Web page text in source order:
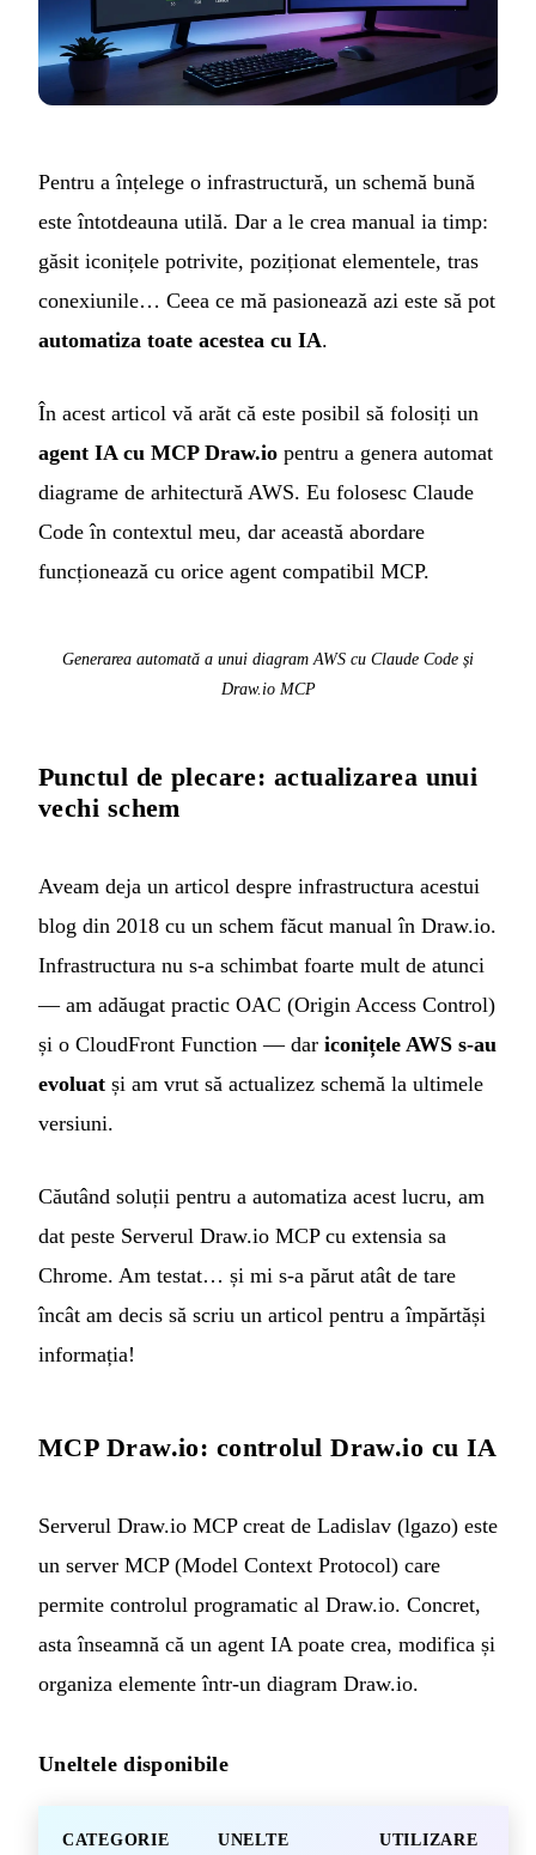
Pentru a înțelege o infrastructură, un schemă bună
este întotdeauna utilă. Dar a le crea manual ia timp:
găsit iconițele potrivite, poziționat elementele, tras
conexiunile… Ceea ce mă pasionează azi este să pot
automatiza toate acestea cu IA.
În acest articol vă arăt că este posibil să folosiți un
agent IA cu MCP Draw.io pentru a genera automat
diagrame de arhitectură AWS. Eu folosesc Claude
Code în contextul meu, dar această abordare
funcționează cu orice agent compatibil MCP.
Generarea automată a unui diagram AWS cu Claude Code și
Draw.io MCP
Punctul de plecare: actualizarea unui
vechi schem
Aveam deja un articol despre infrastructura acestui
blog din 2018 cu un schem făcut manual în Draw.io.
Infrastructura nu s-a schimbat foarte mult de atunci
— am adăugat practic OAC (Origin Access Control)
și o CloudFront Function — dar iconițele AWS s-au
evoluat și am vrut să actualizez schemă la ultimele
versiuni.
Căutând soluții pentru a automatiza acest lucru, am
dat peste Serverul Draw.io MCPcu extensia sa
Chrome. Am testat… și mi s-a părut atât de tare
încât am decis să scriu un articol pentru a împărtăși
informația!
MCP Draw.io: controlul Draw.io cu IA
Serverul Draw.io MCPcreat de Ladislav (lgazo) este
un server MCP (Model Context Protocol) care
permite controlul programatic al Draw.io. Concret,
asta înseamnă că un agent IA poate crea, modifica și
organiza elemente într-un diagram Draw.io.
Uneltele disponibile
CATEGORIE UNELTE UTILIZARE